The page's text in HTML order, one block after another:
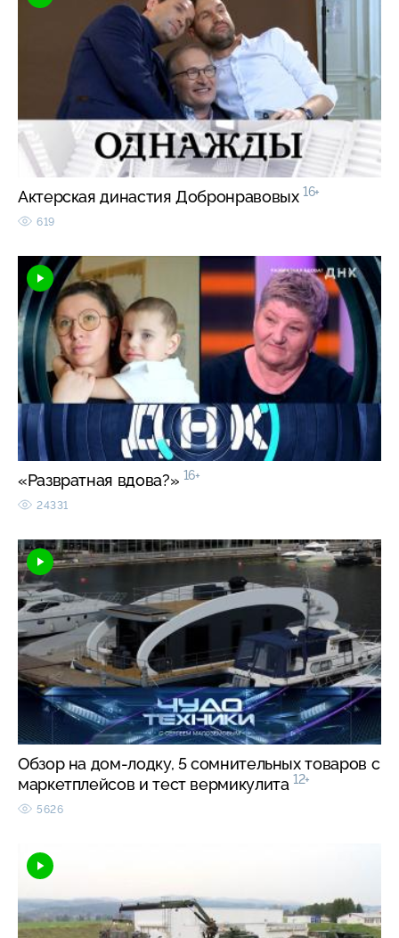
Актерская династия Добронравовых 16+
619
«Развратная вдова?» 16+
24331
Обзор на дом-лодку, 5 сомнительных товаров с
маркетплейсов и тест вермикулита 12+
5626